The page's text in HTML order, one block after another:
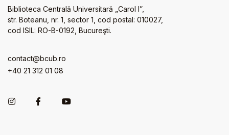
Biblioteca Centrală Universitară „Carol I”,
str. Boteanu, nr. 1, sector 1, cod postal: 010027,
cod ISIL: RO-B-0192, Bucureşti.
contact@bcub.ro
+40 21 312 01 08